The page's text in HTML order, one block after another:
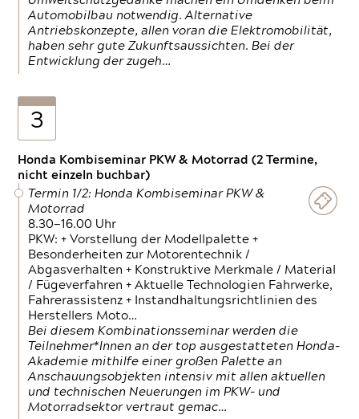
Automobilbau notwendig. Alternative
Antriebskonzepte, allen voran die Elektromobilität,
haben sehr gute Zukunftsaussichten. Bei der
Entwicklung der zugeh…
3
Honda Kombiseminar PKW & Motorrad (2 Termine,
nicht einzeln buchbar)
Termin 1/2: Honda Kombiseminar PKW &
Motorrad
8.30—16.00 Uhr
PKW: + Vorstellung der Modellpalette +
Besonderheiten zur Motorentechnik /
Abgasverhalten + Konstruktive Merkmale / Material
/ Fügeverfahren + Aktuelle Technologien Fahrwerke,
Fahrerassistenz + Instandhaltungsrichtlinien des
Herstellers Moto…
Bei diesem Kombinationsseminar werden die
Teilnehmer*Innen an der top ausgestatteten Honda-
Akademie mithilfe einer großen Palette an
Anschauungsobjekten intensiv mit allen aktuellen
und technischen Neuerungen im PKW- und
Motorradsektor vertraut gemac…